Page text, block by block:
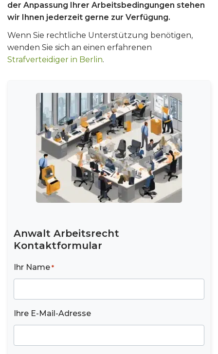
der Anpassung Ihrer Arbeitsbedingungen stehen
wir Ihnen jederzeit gerne zur Verfügung.
Wenn Sie rechtliche Unterstützung benötigen,
wenden Sie sich an einen erfahrenen
Strafverteidiger in Berlin.
Anwalt Arbeitsrecht
Kontaktformular
Ihr Name *
Ihre E-Mail-Adresse